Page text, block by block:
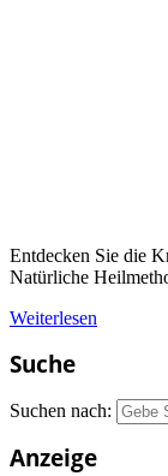
Entdecken Sie die
Natürliche
Weiterlesen
Suche
Suchen nach:
Anzeige